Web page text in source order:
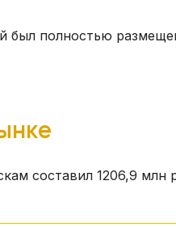
был полностью
составил 1206,9 млн